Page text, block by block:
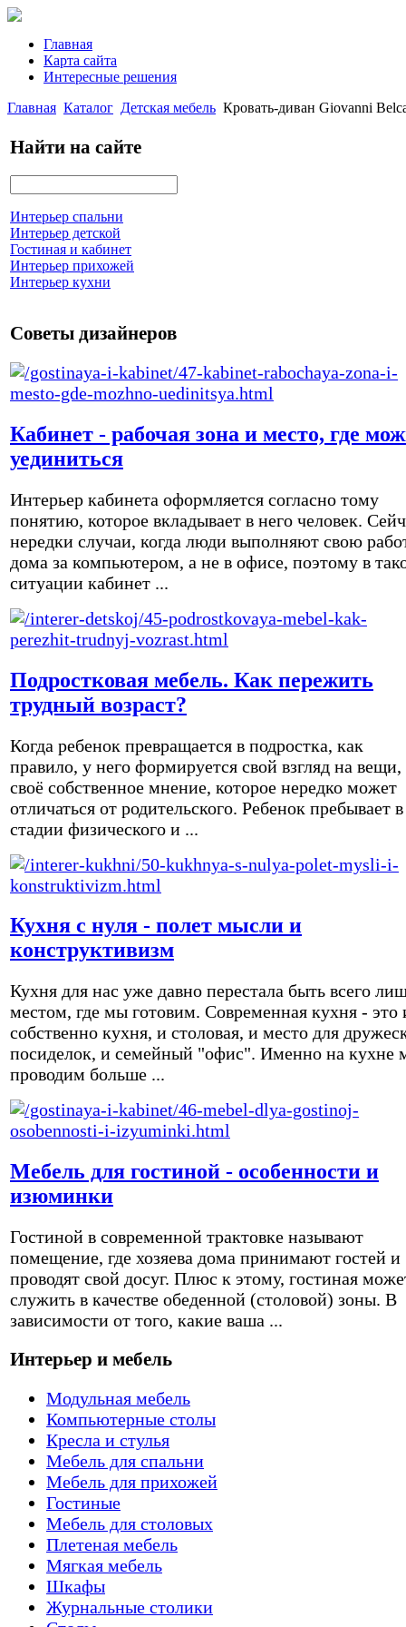
Главная
Карта сайта
Интересные решения
Главная Каталог Детская мебель Кровать-диван Giovanni
Найти на сайте
Интерьер спальни
Интерьер детской
Гостиная и кабинет
Интерьер прихожей
Интерьер кухни
Советы дизайнеров
Кабинет - рабочая зона и место, где
уединиться
Интерьер кабинета оформляется согласно тому
понятию, которое вкладывает в него человек.
нередки случаи, когда люди выполняют свою
дома за компьютером, а не в офисе, поэтому в
ситуации кабинет ...
Подростковая мебель. Как пережить
трудный возраст?
Когда ребенок превращается в подростка, как
правило, у него формируется свой взгляд на вещи,
своё собственное мнение, которое нередко может
отличаться от родительского. Ребенок пребывает в
стадии физического и ...
Кухня с нуля - полет мысли и
конструктивизм
Кухня для нас уже давно перестала быть всего
местом, где мы готовим. Современная кухня - это
собственно кухня, и столовая, и место для
посиделок, и семейный "офис". Именно на кухне
проводим больше ...
Мебель для гостиной - особенности и
изюминки
Гостиной в современной трактовке называют
помещение, где хозяева дома принимают гостей и
проводят свой досуг. Плюс к этому, гостиная
служить в качестве обеденной (столовой) зоны. В
зависимости от того, какие ваша ...
Интерьер и мебель
Модульная мебель
Компьютерные столы
Кресла и стулья
Мебель для спальни
Мебель для прихожей
Гостиные
Мебель для столовых
Плетеная мебель
Мягкая мебель
Шкафы
Журнальные столики